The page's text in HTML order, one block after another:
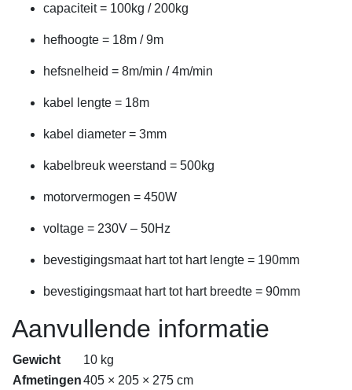
capaciteit = 100kg / 200kg
hefhoogte = 18m / 9m
hefsnelheid = 8m/min / 4m/min
kabel lengte = 18m
kabel diameter = 3mm
kabelbreuk weerstand = 500kg
motorvermogen = 450W
voltage = 230V – 50Hz
bevestigingsmaat hart tot hart lengte = 190mm
bevestigingsmaat hart tot hart breedte = 90mm
Aanvullende informatie
Gewicht
10 kg
Afmetingen405 × 205 × 275 cm